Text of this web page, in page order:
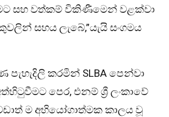
සහ වත්කම් විකිණීමෙන් වළක්වා
සහය ලැබේ,”යැයි සංගමය
කරමින් SLBA පෙන්වා
පෙර, එනම් ශ්‍රී ලංකාවේ
ම අභියෝගාත්මක කාලය වූ